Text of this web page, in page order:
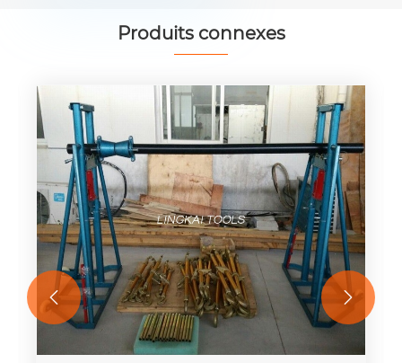
Produits connexes
 